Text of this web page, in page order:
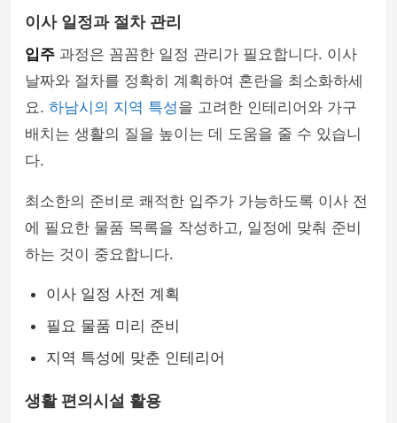
이사 일정과 절차 관리
입주 과정은 꼼꼼한 일정 관리가 필요합니다. 이사
날짜와 절차를 정확히 계획하여 혼란을 최소화하세
요. 하남시의 지역 특성을 고려한 인테리어와 가구
배치는 생활의 질을 높이는 데 도움을 줄 수 있습니
다.
최소한의 준비로 쾌적한 입주가 가능하도록 이사 전
에 필요한 물품 목록을 작성하고, 일정에 맞춰 준비
하는 것이 중요합니다.
이사 일정 사전 계획
필요 물품 미리 준비
지역 특성에 맞춘 인테리어
생활 편의시설 활용